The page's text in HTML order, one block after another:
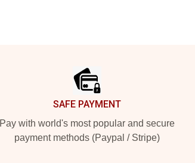
SAFE PAYMENT
Pay with world's most popular and secure
payment methods (Paypal / Stripe)